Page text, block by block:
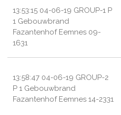
13:53:15 04-06-19 GROUP-1 P
1 Gebouwbrand
Fazantenhof Eemnes 09-
1631
13:58:47 04-06-19 GROUP-2
P 1 Gebouwbrand
Fazantenhof Eemnes 14-2331